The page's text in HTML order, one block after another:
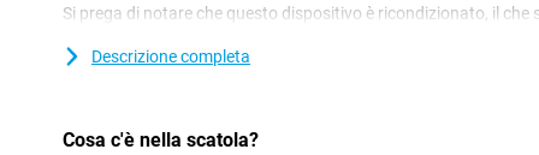
Si prega di notare che questo dispositivo è ricondizionato, il
vita! Quindi è possibile acquistarlo già ad un prezzo vantaggioso
all'Apple iPhone 16.
Descrizione completa
Cosa c'è nella scatola?